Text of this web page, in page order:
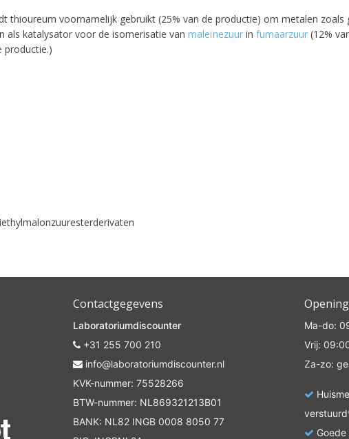
thioureum voornamelijk gebruikt (25% van de productie) om metalen zoals
als katalysator voor de isomerisatie van maleïnezuur in fumaarzuur (12%
productie.)
Contactgegevens
Laboratoriumdiscounter
+31 255 700 210
info@laboratoriumdiscounter.nl
KVK-nummer: 75528266
BTW-nummer: NL869321213B01
BANK: NL82 INGB 0008 8050 77
Ma-do:
Vrij:
Za-zo: